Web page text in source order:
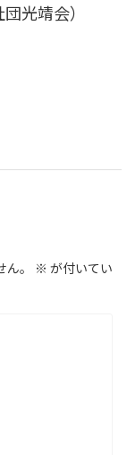
光靖会）
。 ※ が付いてい